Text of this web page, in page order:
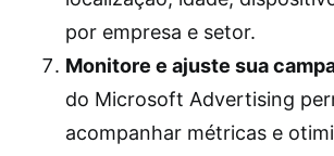
por empresa e setor.
Monitore e ajuste sua
do Microsoft Advertising
acompanhar métricas e